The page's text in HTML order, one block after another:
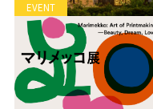
EVENT